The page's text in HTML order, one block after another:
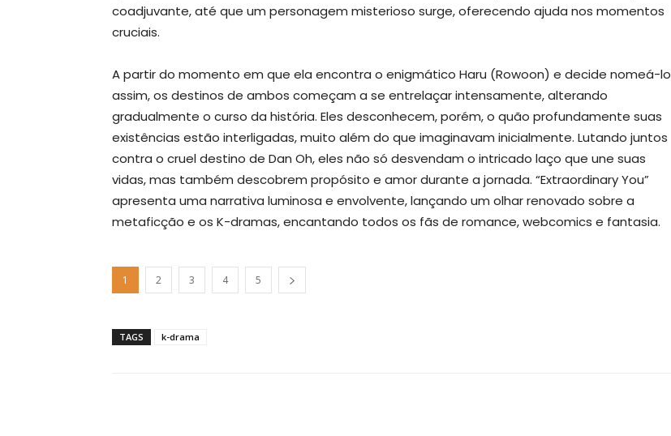
coadjuvante, até que um personagem misterioso surge, oferecendo ajuda nos momentos
cruciais.
A partir do momento em que ela encontra o enigmático Haru (Rowoon) e decide nomeá-lo
assim, os destinos de ambos começam a se entrelaçar intensamente, alterando
gradualmente o curso da história. Eles desconhecem, porém, o quão profundamente suas
existências estão interligadas, muito além do que imaginavam inicialmente. Lutando juntos
contra o cruel destino de Dan Oh, eles não só desvendam o intricado laço que une suas
vidas, mas também descobrem propósito e amor durante a jornada. “Extraordinary You”
apresenta uma narrativa luminosa e envolvente, lançando um olhar renovado sobre a
metaficção e os K-dramas, encantando todos os fãs de romance, webcomics e fantasia.
1 2 3 4 5
TAGS k-drama